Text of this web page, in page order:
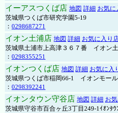
イーアスつくば店 地図 詳細 お気に
茨城県つくば市研究学園5-19
： 0298687271
イオン土浦店 地図 詳細 お気に入り
茨城県土浦市上高津３６７番 イオン
： 0298355251
イオンつくば店 地図 詳細 お気に入
茨城県つくば市稲岡66-1 イオンモー
： 0298392241
イオンタウン守谷店 地図 詳細 お
茨城県守谷市百合ヶ丘3丁目249-1ｲｵﾝﾀｳ